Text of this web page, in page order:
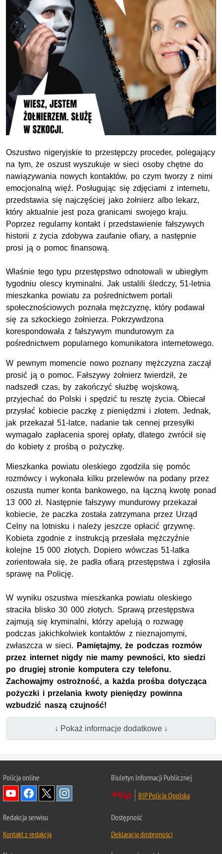
Oszustwo nigeryjskie to przestępczy proceder, polegający
na tym, że oszust wyszukuje w sieci osoby chętne do
nawiązywania nowych kontaktów, po czym tworzy z nimi
emocjonalną więź. Posługując się zdjęciami z internetu,
przedstawia się najczęściej jako żołnierz albo lekarz,
który aktualnie jest poza granicami swojego kraju.
Poprzez regularny kontakt i przedstawienie fałszywych
historii z życia zdobywa zaufanie ofiary, a następnie
prosi ją o pomoc finansową.
Właśnie tego typu przestępstwo odnotowali w ubiegłym
tygodniu olescy kryminalni. Jak ustalili śledczy, 51-letnia
mieszkanka powiatu za pośrednictwem portali
społecznościowych poznała mężczyznę, który podawał
się za szkockiego żołnierza. Pokrzywdzona
korespondowała z fałszywym mundurowym za
pośrednictwem popularnego komunikatora internetowego.
W pewnym momencie nowo poznany mężczyzna zaczął
prosić ją o pomoc. Fałszywy żołnierz twierdził, że
nadszedł czas, by zakończyć służbę wojskową,
przyjechać do Polski i spędzić tu resztę życia. Obiecał
przysłać kobiecie paczkę z pieniędzmi i złotem. Jednak,
jak przekazał 51-latce, nadanie tak cennej przesyłki
wymagało zapłacenia sporej opłaty, dlatego zwrócił się
do kobiety z prośbą o pożyczkę.
Mieszkanka powiatu oleskiego zgodziła się pomóc
rozmówcy i wykonała kilku przelewów na podany przez
oszusta numer konta bankowego, na łączną kwotę ponad
13 000 zł. Następnie fałszywy mundurowy przekazał
kobiecie, że paczka została zatrzymana przez Urząd
Celny na lotnisku i należy jeszcze opłacić grzywnę.
Kobieta zgodnie z instrukcją przesłała mężczyźnie
kolejne 15 000 złotych. Dopiero wówczas 51-latka
zorientowała się, że padła ofiarą przestępstwa i zgłosiła
sprawę na Policję.
W wyniku oszustwa mieszkanka powiatu oleskiego
straciła blisko 30 000 złotych. Sprawą przestępstwa
zajmują się kryminalni, którzy apelują o rozwagę
podczas jakichkolwiek kontaktów z nieznajomymi,
zwłaszcza w sieci. Pamiętajmy, że podczas rozmów
przez internet nigdy nie mamy pewności, kto siedzi
po drugiej stronie komputera czy telefonu.
Zachowajmy ostrożność, a każda prośba dotycząca
pożyczki i przelania kwoty pieniędzy powinna
wzbudzić naszą czujność!
↓ Pokaż informacje dodatkowe ↓
Policja online
Biuletyn Informacji Publicznej
BIP Policja Opolska
Redakcja serwisu
Kontakt z redakcją
Dostępność
Deklaracja dostępności